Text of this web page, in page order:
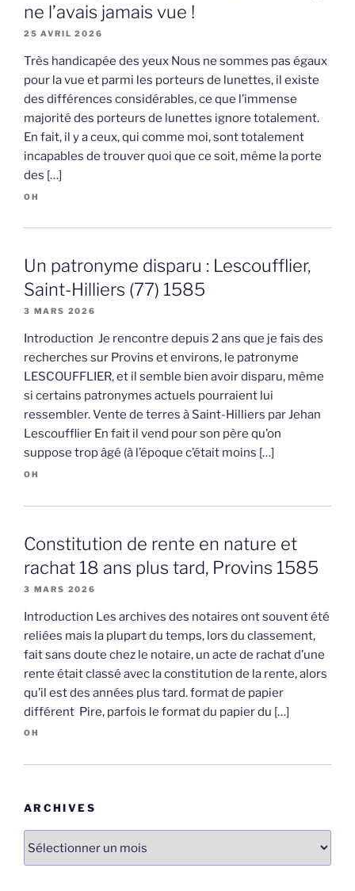
ne l’avais jamais vue !
25 AVRIL 2026
Très handicapée des yeux Nous ne sommes pas égaux
pour la vue et parmi les porteurs de lunettes, il existe
des différences considérables, ce que l’immense
majorité des porteurs de lunettes ignore totalement.
En fait, il y a ceux, qui comme moi, sont totalement
incapables de trouver quoi que ce soit, même la porte
des […]
OH
Un patronyme disparu : Lescoufflier,
Saint-Hilliers (77) 1585
3 MARS 2026
Introduction Je rencontre depuis 2 ans que je fais des
recherches sur Provins et environs, le patronyme
LESCOUFFLIER, et il semble bien avoir disparu, même
si certains patronymes actuels pourraient lui
ressembler. Vente de terres à Saint-Hilliers par Jehan
Lescoufflier En fait il vend pour son père qu’on
suppose trop âgé (à l’époque c’était moins […]
OH
Constitution de rente en nature et
rachat 18 ans plus tard, Provins 1585
3 MARS 2026
Introduction Les archives des notaires ont souvent été
reliées mais la plupart du temps, lors du classement,
fait sans doute chez le notaire, un acte de rachat d’une
rente était classé avec la constitution de la rente, alors
qu’il est des années plus tard. format de papier
différent Pire, parfois le format du papier du […]
OH
ARCHIVES